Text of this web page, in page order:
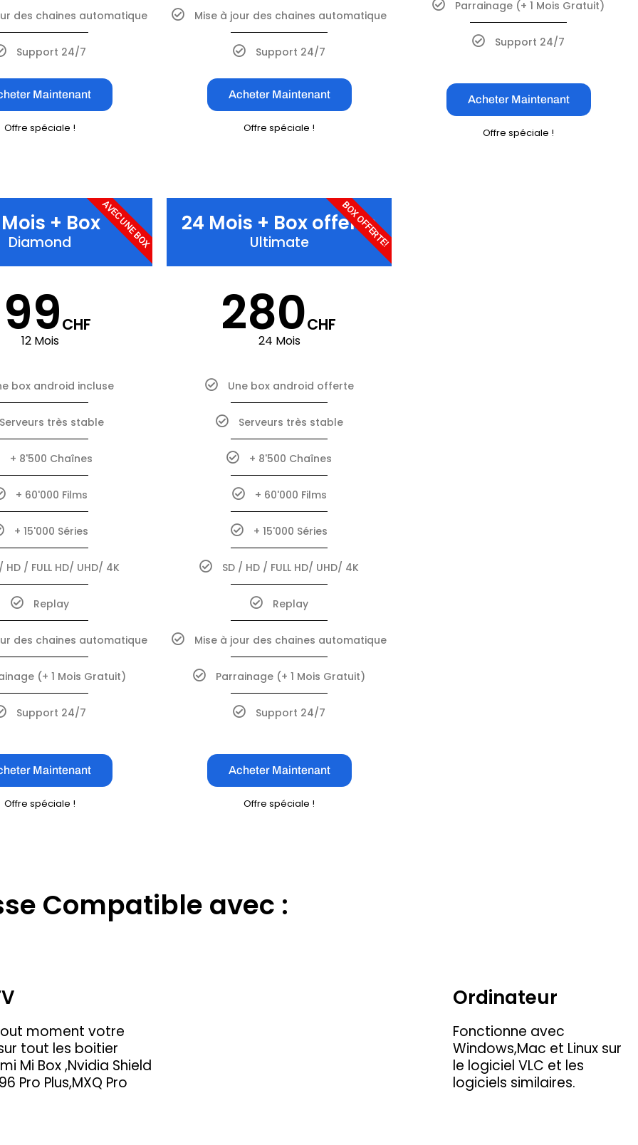
des chaines automatique
Support 24/7
Maintenant
Offre spéciale !
Mise à jour des chaines automatique
Support 24/7
Acheter Maintenant
Offre spéciale !
Parrainage (+ 1 Mois Gratuit)
Support 24/7
Acheter Maintenant
Offre spéciale !
Mois + Box
Diamond
CHF
12 Mois
box android incluse
Serveurs très stable
+ 8'500 Chaînes
+ 60'000 Films
+ 15'000 Séries
HD / FULL HD/ UHD/ 4K
Replay
des chaines automatique
(+ 1 Mois Gratuit)
Support 24/7
Maintenant
Offre spéciale !
AVEC UNE BOX 24 Mois + Box offerte
Ultimate
280CHF
24 Mois
Une box android offerte
Serveurs très stable
+ 8'500 Chaînes
+ 60'000 Films
+ 15'000 Séries
SD / HD / FULL HD/ UHD/ 4K
Replay
Mise à jour des chaines automatique
Parrainage (+ 1 Mois Gratuit)
Support 24/7
Acheter Maintenant
Offre spéciale !
BOX OFFERTE!
Compatible avec :
moment votre
tout les boitier
Mi Box ,Nvidia Shield
Pro Plus,MXQ Pro
Ordinateur
Fonctionne avec
Windows,Mac et Linux sur
le logiciel VLC et les
logiciels similaires.